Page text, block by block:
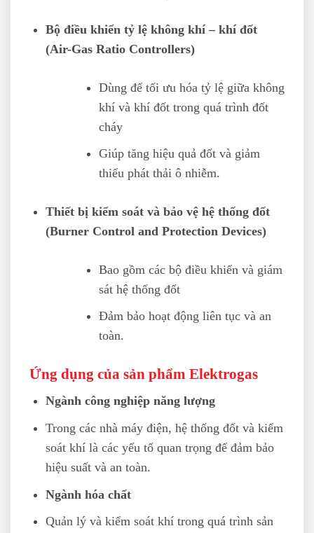
Bộ điều khiển tỷ lệ không khí – khí đốt
(Air-Gas Ratio Controllers)
Dùng để tối ưu hóa tỷ lệ giữa không
khí và khí đốt trong quá trình đốt
cháy
Giúp tăng hiệu quả đốt và giảm
thiểu phát thải ô nhiễm.
Thiết bị kiểm soát và bảo vệ hệ thống đốt
(Burner Control and Protection Devices)
Bao gồm các bộ điều khiển và giám
sát hệ thống đốt
Đảm bảo hoạt động liên tục và an
toàn.
Ứng dụng của sản phẩm Elektrogas
Ngành công nghiệp năng lượng
Trong các nhà máy điện, hệ thống đốt và kiểm
soát khí là các yếu tố quan trọng để đảm bảo
hiệu suất và an toàn.
Ngành hóa chất
Quản lý và kiểm soát khí trong quá trình sản